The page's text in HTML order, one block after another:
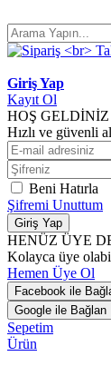
Giriş Yap
Kayıt Ol
HOŞ GELDİNİZ
Hızlı ve güvenli
Beni Hatırla
Şifremi Unuttum
Giriş Yap
HENÜZ ÜYE
Kolayca üye
Hemen Üye Ol
Facebook ile
Google ile Bağlan
Sepetim
Ürün